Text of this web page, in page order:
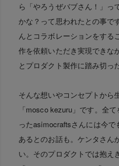
ら「やろうぜバブさん！」っ
かな？って思われたとの事で
んとコラボレーションをする
作を依頼いただき実現できな
とプロダクト製作に踏み切っ
そんな想いやコンセプトから
「mosco kezuru」です。全
ったasimocraftsさんには今
あるとのお話も。ケンタさん
い。そのプロダクトでは抱え